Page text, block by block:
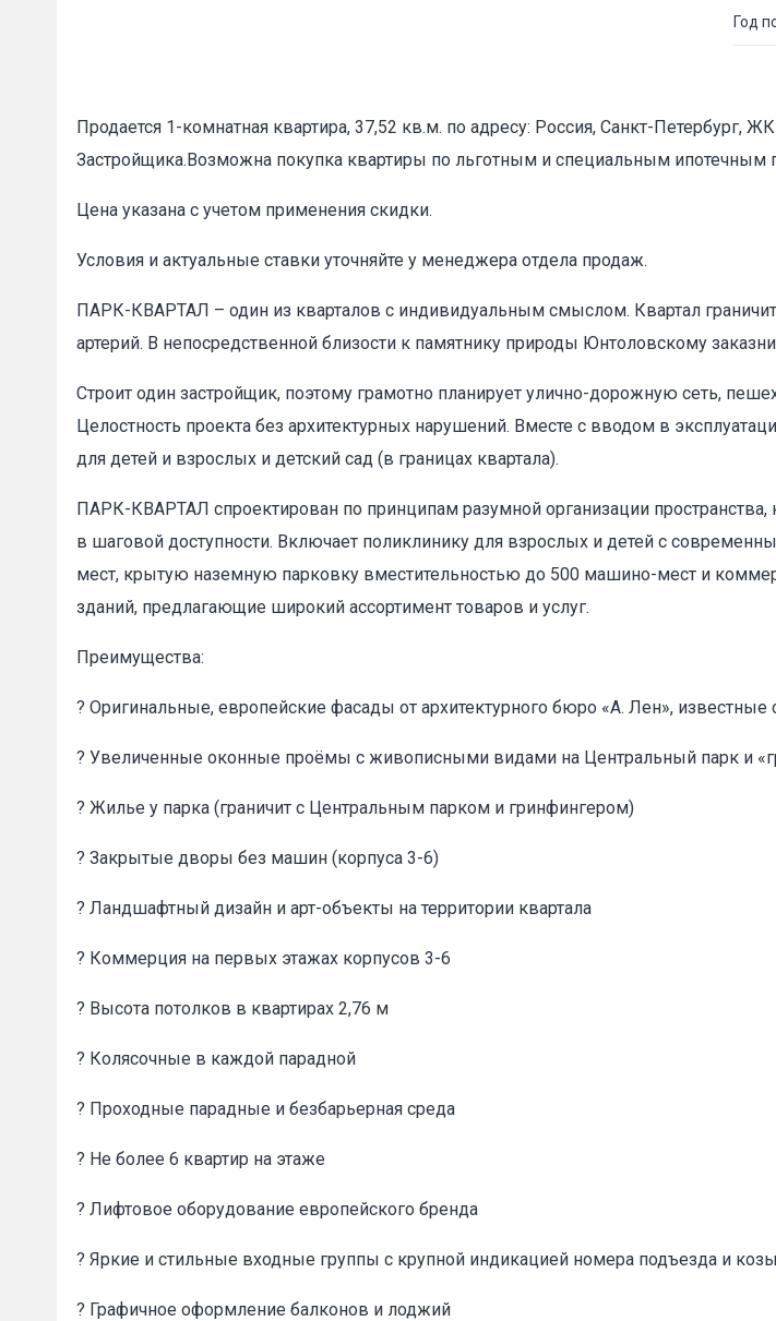
Год
Продается 1-комнатная квартира, 37,52 кв.м. по адресу: Россия, Санкт-Петербург,
Застройщика.Возможна покупка квартиры по льготным и специальным ипотечным
Цена указана с учетом применения скидки.
Условия и актуальные ставки уточняйте у менеджера отдела продаж.
ПАРК-КВАРТАЛ – один из кварталов с индивидуальным смыслом. Квартал
артерий. В непосредственной близости к памятнику природы Юнтоловскому
Строит один застройщик, поэтому грамотно планирует улично-дорожную сеть,
Целостность проекта без архитектурных нарушений. Вместе с вводом в
для детей и взрослых и детский сад (в границах квартала).
ПАРК-КВАРТАЛ спроектирован по принципам разумной организации
в шаговой доступности. Включает поликлинику для взрослых и детей с
мест, крытую наземную парковку вместительностью до 500 машино-мест и
зданий, предлагающие широкий ассортимент товаров и услуг.
Преимущества:
? Оригинальные, европейские фасады от архитектурного бюро «А. Лен»,
? Увеличенные оконные проёмы с живописными видами на Центральный парк и
? Жилье у парка (граничит с Центральным парком и гринфингером)
? Закрытые дворы без машин (корпуса 3-6)
? Ландшафтный дизайн и арт-объекты на территории квартала
? Коммерция на первых этажах корпусов 3-6
? Высота потолков в квартирах 2,76 м
? Колясочные в каждой парадной
? Проходные парадные и безбарьерная среда
? Не более 6 квартир на этаже
? Лифтовое оборудование европейского бренда
? Яркие и стильные входные группы с крупной индикацией номера подъезда и
? Графичное оформление балконов и лоджий
Пожаловаться на
Сообщение